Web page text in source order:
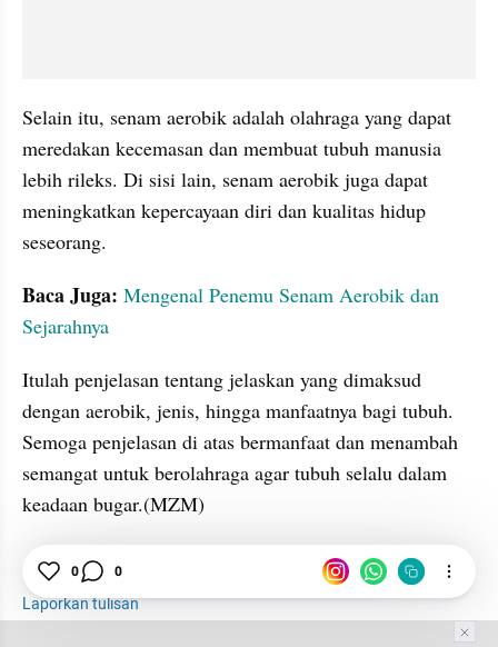
Selain itu, senam aerobik adalah olahraga yang dapat
meredakan kecemasan dan membuat tubuh manusia
lebih rileks. Di sisi lain, senam aerobik juga dapat
meningkatkan kepercayaan diri dan kualitas hidup
seseorang.
Baca Juga: Mengenal Penemu Senam Aerobik dan
Sejarahnya
Itulah penjelasan tentang jelaskan yang dimaksud
dengan aerobik, jenis, hingga manfaatnya bagi tubuh.
Semoga penjelasan di atas bermanfaat dan menambah
semangat untuk berolahraga agar tubuh selalu dalam
keadaan bugar.(MZM)
Olahraga
Laporkan tulisan
0 0